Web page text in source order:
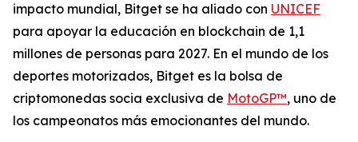
impacto mundial, Bitget se ha aliado con UNICEF
para apoyar la educación en blockchain de 1,1
millones de personas para 2027. En el mundo de los
deportes motorizados, Bitget es la bolsa de
criptomonedas socia exclusiva de MotoGP™, uno de
los campeonatos más emocionantes del mundo.